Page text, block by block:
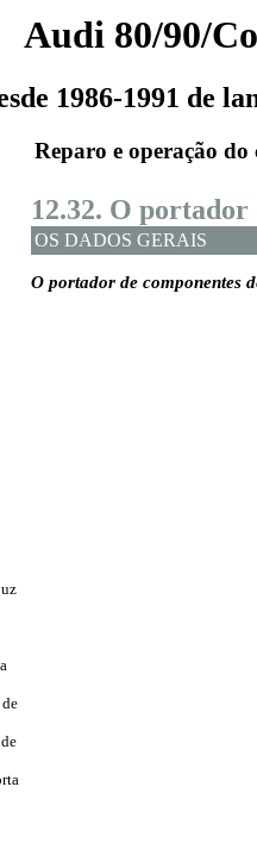
Audi 80/90/
1986-1991 de
Reparo e operação do
12.32. O portador
OS DADOS GERAIS
O portador de componentes